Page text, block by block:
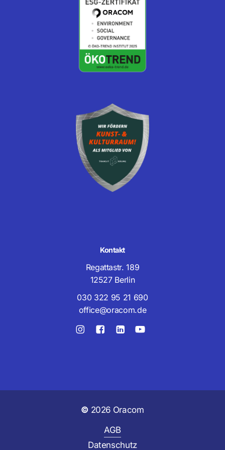
Es befinden sich keine Produkte im
Warenkorb.
Zum Shop gehen
Kontakt
Regattastr. 189
12527 Berlin
030 322 95 21 690
office@oracom.de
© 2026 Oracom
AGB
Datenschutz